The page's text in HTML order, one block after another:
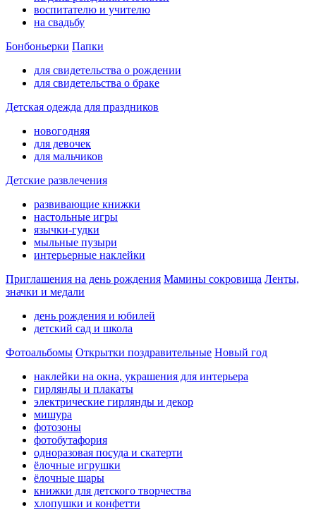
воспитателю и учителю
на свадьбу
Бонбоньерки Папки
для свидетельства о рождении
для свидетельства о браке
Детская одежда для праздников
новогодняя
для девочек
для мальчиков
Детские развлечения
развивающие книжки
настольные игры
язычки-гудки
мыльные пузыри
интерьерные наклейки
Приглашения на день рождения Мамины сокровища Ленты,
значки и медали
день рождения и юбилей
детский сад и школа
Фотоальбомы Открытки поздравительные Новый год
наклейки на окна, украшения для интерьера
гирлянды и плакаты
электрические гирлянды и декор
мишура
фотозоны
фотобутафория
одноразовая посуда и скатерти
ёлочные игрушки
ёлочные шары
книжки для детского творчества
хлопушки и конфетти